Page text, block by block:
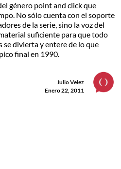
género point and click que
No sólo cuenta con el soporte
de la serie, sino la voz del
suficiente para que todo
se divierta y entere de lo que
final en 1990.
Julio Velez
Enero 22, 2011